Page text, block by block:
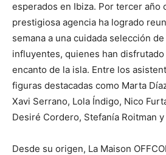
esperados en Ibiza. Por tercer año
prestigiosa agencia ha logrado
semana a una cuidada selección
influyentes, quienes han disfrutado
encanto de la isla. Entre los
figuras destacadas como Marta
Xavi Serrano, Lola Índigo, Nico
Desiré Cordero, Stefanía Roitman
Desde su origen, La Maison